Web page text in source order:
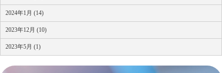
2024年1月 (14)
2023年12月 (10)
2023年5月 (1)